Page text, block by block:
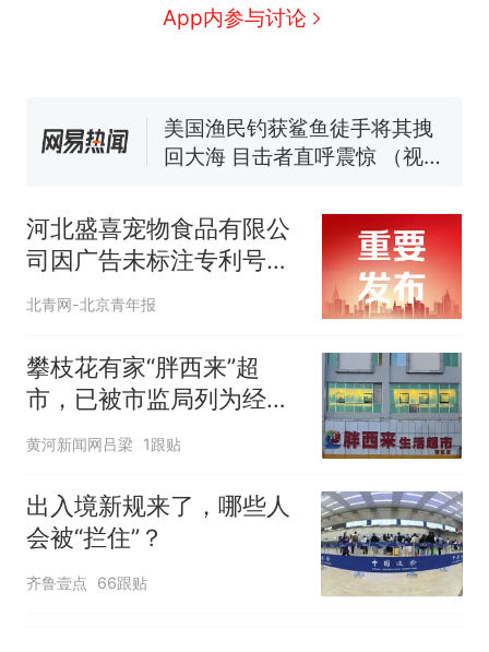
App内参与讨论
费大厨“全国小炒肉大王”称
号，仅凭视频评出？中国烹饪
140多朵
美国渔民钓获鲨鱼徒手将其拽
回大海 目击者直呼震惊 （视频
官方通报
热
那个在床头放菜刀的女孩，
因老师一句“跟我回家”改写了
河北盛喜宠物食品有限公
司因广告未标注专利号和
专利种类被罚
北青网-北京青年报
攀枝花有家“胖西来”超
市，已被市监局列为经营
异常
黄河新闻网吕梁 1跟贴
出入境新规来了，哪些人
会被“拦住”？
齐鲁壹点 66跟贴